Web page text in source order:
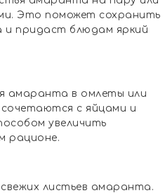
Это поможет сохранить
и придаст блюдам яркий
амаранта в омлеты или
сочетаются с яйцами и
увеличить
рационе.
листьев амаранта.